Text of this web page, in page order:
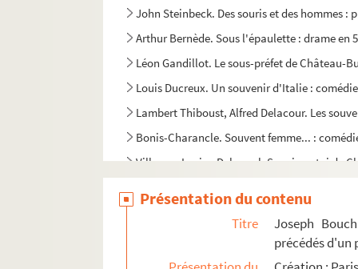
John Steinbeck. Des souris et des hommes
Arthur Bernède. Sous l'épaulette : drame en
Léon Gandillot. Le sous-préfet de Château-
Louis Ducreux. Un souvenir d'Italie :
Lambert Thiboust, Alfred Delacour. Les
Bonis-Charancle. Souvent femme... :
Villemer, Lucien Delormel. Souviens-toi de
Max Maurey. Le stradivarius : comédie en 1
Nicolaï Erdman. Le suicidé : pièce en 5
Présentation du contenu
Titre
Joseph
précédés d'un